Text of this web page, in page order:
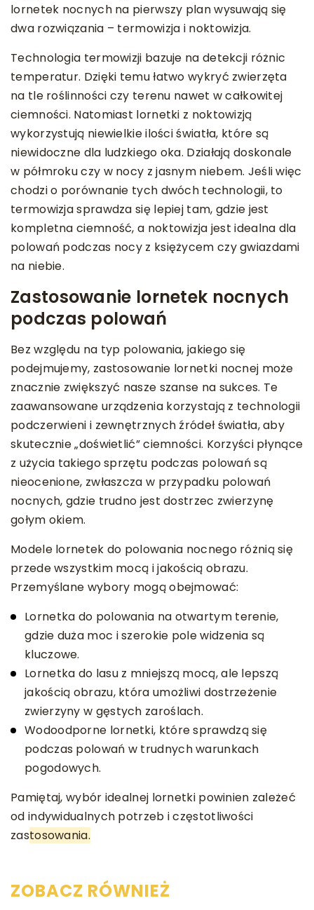
lornetek nocnych na pierwszy plan wysuwają się
dwa rozwiązania – termowizja i noktowizja.
Technologia termowizji bazuje na detekcji różnic
temperatur. Dzięki temu łatwo wykryć zwierzęta
na tle roślinności czy terenu nawet w całkowitej
ciemności. Natomiast lornetki z noktowizją
wykorzystują niewielkie ilości światła, które są
niewidoczne dla ludzkiego oka. Działają doskonale
w półmroku czy w nocy z jasnym niebem. Jeśli więc
chodzi o porównanie tych dwóch technologii, to
termowizja sprawdza się lepiej tam, gdzie jest
kompletna ciemność, a noktowizja jest idealna dla
polowań podczas nocy z księżycem czy gwiazdami
na niebie.
Zastosowanie lornetek nocnych
podczas polowań
Bez względu na typ polowania, jakiego się
podejmujemy, zastosowanie lornetki nocnej może
znacznie zwiększyć nasze szanse na sukces. Te
zaawansowane urządzenia korzystają z technologii
podczerwieni i zewnętrznych źródeł światła, aby
skutecznie „doświetlić” ciemności. Korzyści płynące
z użycia takiego sprzętu podczas polowań są
nieocenione, zwłaszcza w przypadku polowań
nocnych, gdzie trudno jest dostrzec zwierzynę
gołym okiem.
Modele lornetek do polowania nocnego różnią się
przede wszystkim mocą i jakością obrazu.
Przemyślane wybory mogą obejmować:
Lornetka do polowania na otwartym terenie,
gdzie duża moc i szerokie pole widzenia są
kluczowe.
Lornetka do lasu z mniejszą mocą, ale lepszą
jakością obrazu, która umożliwi dostrzeżenie
zwierzyny w gęstych zaroślach.
Wodoodporne lornetki, które sprawdzą się
podczas polowań w trudnych warunkach
pogodowych.
Pamiętaj, wybór idealnej lornetki powinien zależeć
od indywidualnych potrzeb i częstotliwości
zastosowania.
ZOBACZ RÓWNIEŻ